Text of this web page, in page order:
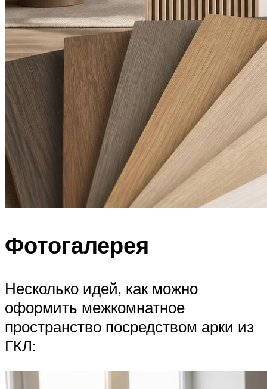
Фотогалерея
Несколько идей, как можно
оформить межкомнатное
пространство посредством арки из
ГКЛ: